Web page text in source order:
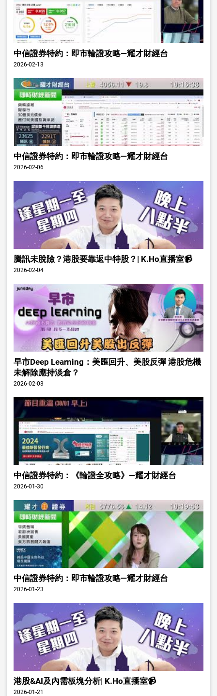
中信證券特約：即市輪證攻略—耀才財經台
2026-02-13
中信證券特約：即市輪證攻略—耀才財經台
2026-02-06
騰訊未脫險？港股要靠返中特股？| K.Ho直播室📹
2026-02-04
早市Deep Learning：美匯回升、美股反彈 港股危機
未解除應持淡倉？
2026-02-03
中信證券特約：《輪證全攻略》—耀才財經台
2026-01-30
中信證券特約：即市輪證攻略—耀才財經台
2026-01-23
港股&AI及內需板塊分析| K.Ho直播室📹
2026-01-21